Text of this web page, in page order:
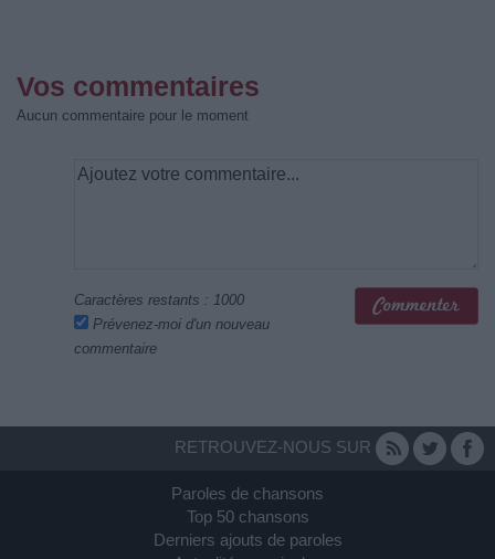
Vos commentaires
Aucun commentaire pour le moment
Caractères restants : 1000
Prévenez-moi d'un nouveau
commentaire
RETROUVEZ-NOUS SUR
Paroles de chansons
Top 50 chansons
Derniers ajouts de paroles